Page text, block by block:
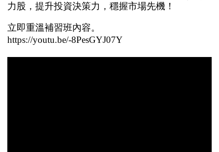
力股，提升投資決策力，穩握市場先機！
立即重溫補習班內容。
https://youtu.be/-8PesGYJ07Y